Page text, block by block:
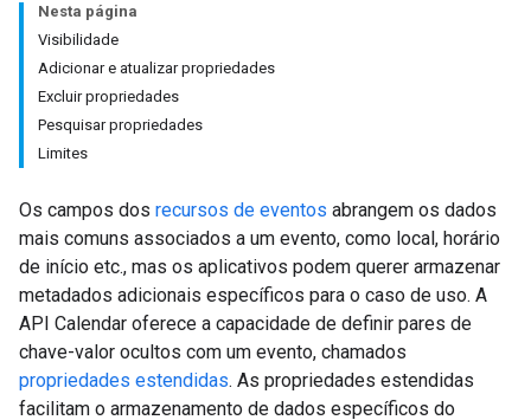
Nesta página
Visibilidade
Adicionar e atualizar propriedades
Excluir propriedades
Pesquisar propriedades
Limites
Os campos dos recursos de eventos abrangem os dados
mais comuns associados a um evento, como local, horário
de início etc., mas os aplicativos podem querer armazenar
metadados adicionais específicos para o caso de uso. A
API Calendar oferece a capacidade de definir pares de
chave-valor ocultos com um evento, chamados
propriedades estendidas. As propriedades estendidas
facilitam o armazenamento de dados específicos do